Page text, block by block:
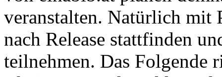
veranstalten. Natürlich mit
nach Release stattfinden
teilnehmen. Das Folgende